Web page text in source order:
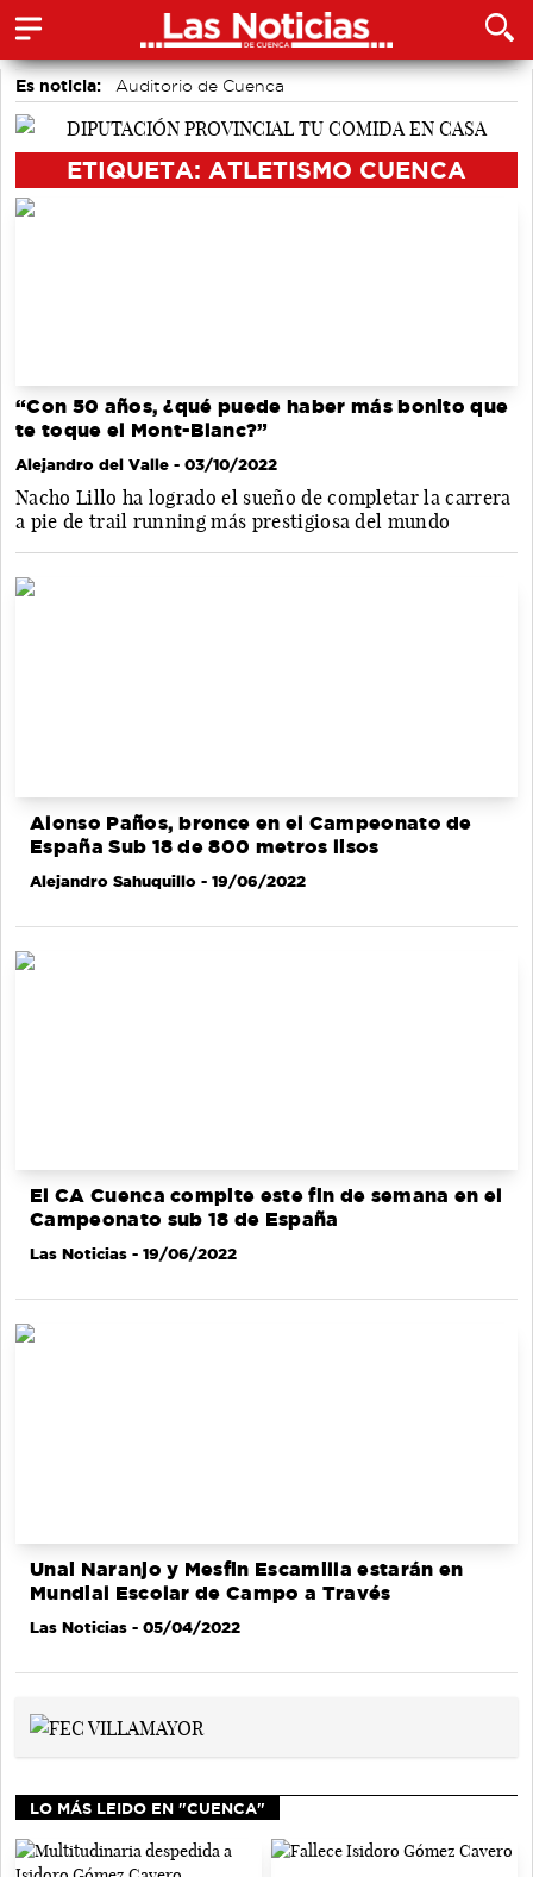
Es noticia:
Auditorio de Cuenca
Actividades culturales en Cuenca
ETIQUETA: ATLETISMO CUENCA
“Con 50 años, ¿qué puede haber más bonito que
te toque el Mont-Blanc?”
Alejandro del Valle - 03/10/2022
Nacho Lillo ha logrado el sueño de completar la carrera
a pie de trail running más prestigiosa del mundo
Alonso Paños, bronce en el Campeonato de
España Sub 18 de 800 metros lisos
Alejandro Sahuquillo - 19/06/2022
El CA Cuenca compite este fin de semana en el
Campeonato sub 18 de España
Las Noticias - 19/06/2022
Unai Naranjo y Mesfin Escamilla estarán en
Mundial Escolar de Campo a Través
Las Noticias - 05/04/2022
LO MÁS LEIDO EN "CUENCA"